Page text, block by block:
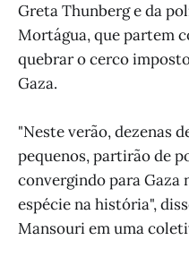
Greta Thunberg e da
Mortágua, que partem
quebrar o cerco
Gaza.
"Neste verão, dezenas
pequenos, partirão de
convergindo para
espécie na história",
Mansouri em uma